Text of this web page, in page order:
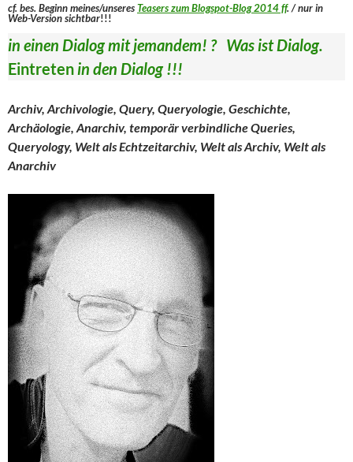
cf. bes. Beginn meines/unseresTeasers zum Blogspot-Blog 2014 ff. / nur in
Web-Version sichtbar!!!
in einen Dialog mit jemandem! ? Was ist Dialog.
Eintreten in den Dialog !!!
Archiv, Archivologie, Query, Queryologie, Geschichte,
Archäologie, Anarchiv, temporär verbindliche Queries,
Queryology, Welt als Echtzeitarchiv, Welt als Archiv, Welt als
Anarchiv